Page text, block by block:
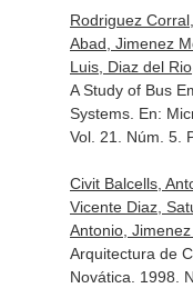
Rodriguez
Abad, Jimenez
Luis, Diaz del
A Study of Bus
Systems. En:
Vol. 21. Núm. 5.
Civit Balcells,
Vicente Diaz,
Antonio,
Arquitectura de
Novática . 1998.